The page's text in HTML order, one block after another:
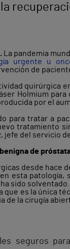
La pandemia
urgente u
de
quirúrgica
Holmium
por el
para tratar a
tratamiento
jefe del servicio
de
desde hace
esta patología,
ha sido
es la única
la cirugía
seguros